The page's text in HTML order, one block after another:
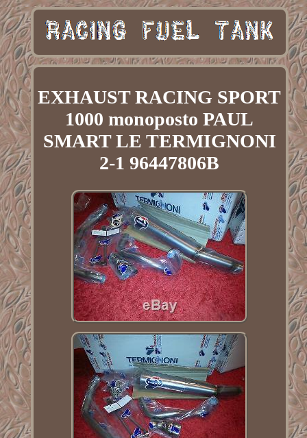
EXHAUST RACING SPORT
1000 monoposto PAUL
SMART LE TERMIGNONI
2-1 96447806B